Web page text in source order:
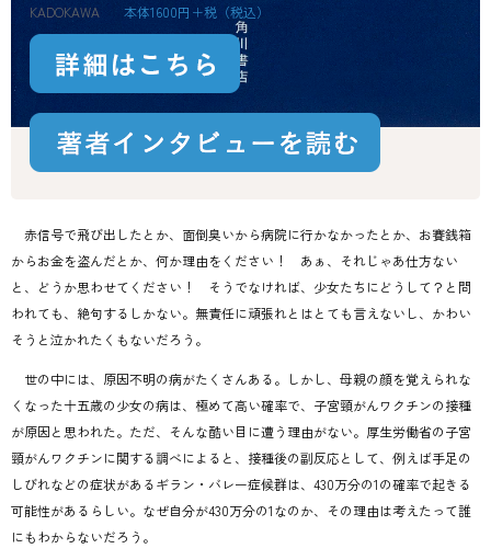
KADOKAWA
本体1600円＋税
赤信号で飛び出したとか、面倒臭いから病院に行かなかったとか、お賽銭箱
からお金を盗んだとか、何か理由をください！ あぁ、それじゃあ仕方ない
と、どうか思わせてください！ そうでなければ、少女たちにどうして？と問
われても、絶句するしかない。無責任に頑張れとはとても言えないし、かわい
そうと泣かれたくもないだろう。
世の中には、原因不明の病がたくさんある。しかし、母親の顔を覚えられな
くなった十五歳の少女の病は、極めて高い確率で、子宮頸がんワクチンの接種
が原因と思われた。ただ、そんな酷い目に遭う理由がない。厚生労働省の子宮
頸がんワクチンに関する調べによると、接種後の副反応として、例えば手足の
しびれなどの症状があるギラン・バレー症候群は、430万分の1の確率で起きる
可能性があるらしい。なぜ自分が430万分の1なのか、その理由は考えたって誰
にもわからないだろう。